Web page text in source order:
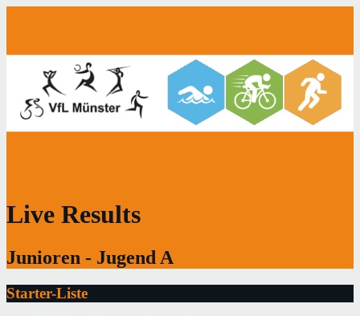
Live Results
Junioren - Jugend A
Starter-Liste